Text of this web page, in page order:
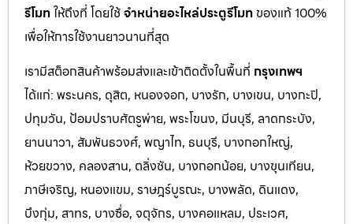
รีโมทให้ถึงที่ โดยใช้จำหน่ายอะไหล่ประตูรีโมท ของแท้ 100%
เพื่อให้การใช้งานยาวนานที่สุด
เรามีสต็อกสินค้าพร้อมส่งและเข้าติดตั้งในพื้นที่ กรุงเทพฯ
ได้แก่: พระนคร, ดุสิต, หนองจอก, บางรัก, บางเขน, บางกะปิ,
ปทุมวัน, ป้อมปราบศัตรูพ่าย, พระโขนง, มีนบุรี, ลาดกระบัง,
ยานนาวา, สัมพันธวงศ์, พญาไท, ธนบุรี, บางกอกใหญ่,
ห้วยขวาง, คลองสาน, ตลิ่งชัน, บางกอกน้อย, บางขุนเทียน,
ภาษีเจริญ, หนองแขม, ราษฎร์บูรณะ, บางพลัด, ดินแดง,
บึงกุ่ม, สาทร, บางซื่อ, จตุจักร, บางคอแหลม, ประเวศ,